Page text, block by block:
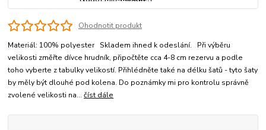
Ohodnotit produkt
Materiál: 100% polyester Skladem ihned k odeslání. Při výběru
velikosti změřte dívce hrudník, připočtěte cca 4-8 cm rezervu a podle
toho vyberte z tabulky velikostí. Přihlédněte také na délku šatů - tyto šaty
by měly být dlouhé pod kolena. Do poznámky mi pro kontrolu správně
zvolené velikosti na...číst dále